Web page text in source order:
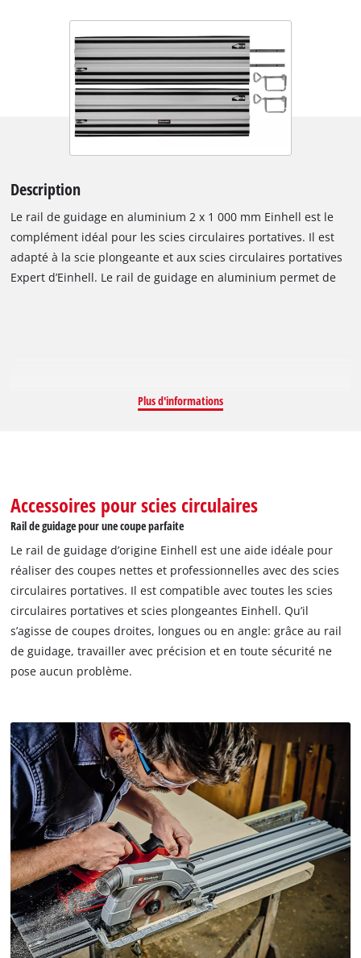
Description
Le rail de guidage en aluminium 2 x 1 000 mm Einhell est le
complément idéal pour les scies circulaires portatives. Il est
adapté à la scie plongeante et aux scies circulaires portatives
Expert d’Einhell. Le rail de guidage en aluminium permet de
assure la rectitude parfaite des deux parties du rail. Grâce
l'utilisateur.
Plus d'informations
Accessoires pour scies circulaires
Rail de guidage pour une coupe parfaite
Le rail de guidage d’origine Einhell est une aide idéale pour
réaliser des coupes nettes et professionnelles avec des scies
circulaires portatives. Il est compatible avec toutes les scies
circulaires portatives et scies plongeantes Einhell. Qu’il
s’agisse de coupes droites, longues ou en angle: grâce au rail
de guidage, travailler avec précision et en toute sécurité ne
pose aucun problème.